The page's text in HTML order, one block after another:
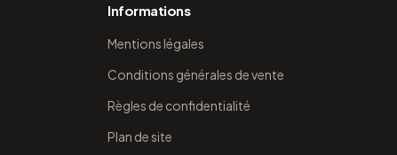
Informations
Mentions légales
Conditions générales de vente
Règles de confidentialité
Plan de site